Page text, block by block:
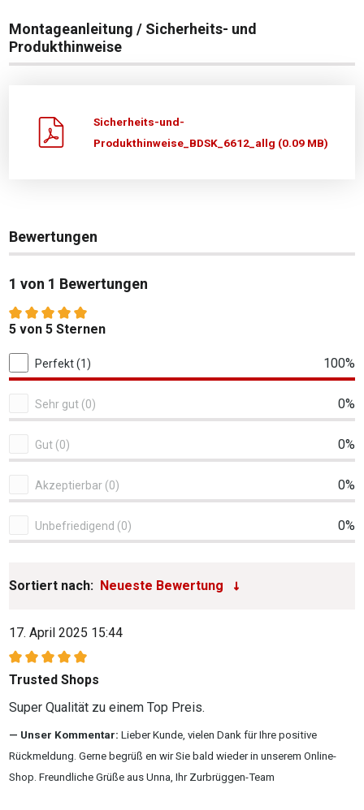
Montageanleitung / Sicherheits- und
Produkthinweise
Sicherheits-und-
Produkthinweise_BDSK_6612_allg (0.09 MB)
Bewertungen
1 von 1 Bewertungen
Durchschnittliche Bewertung von 5 von 5 Sternen
5 von 5 Sternen
1 von 1 Bewertungen
Perfekt (1) 100%
Sehr gut (0) 0%
Gut (0) 0%
Akzeptierbar (0) 0%
Unbefriedigend (0) 0%
Sortiert nach:
17. April 2025 15:44
Bewertung mit 5 von 5 Sternen
Trusted Shops
Super Qualität zu einem Top Preis.
Unser Kommentar: Lieber Kunde, vielen Dank für Ihre positive
Rückmeldung. Gerne begrüß en wir Sie bald wieder in unserem Online-
Shop. Freundliche Grüße aus Unna, Ihr Zurbrüggen-Team